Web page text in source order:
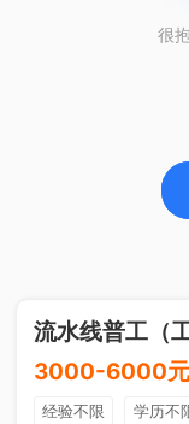
很
流水线普工（
3000-6000元
经验不限 学历不